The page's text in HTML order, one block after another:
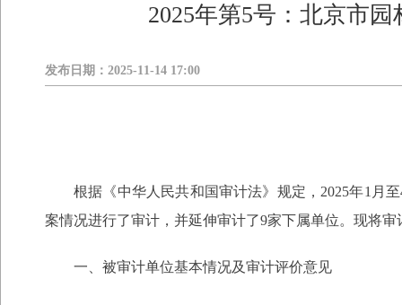
2025年第5号：北京市
发布日期： 2025-11-14 17:00
根据《中华人民共和国审计法》规定，2025年1月
案情况进行了审计，并延伸审计了9家下属单位。现将审
一、被审计单位基本情况及审计评价意见